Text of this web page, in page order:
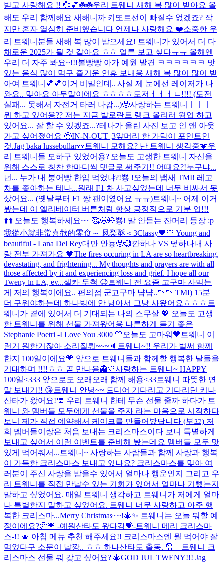
받고 사랑해요 !! 💞💕☘️☘️우리 트웨니 새해 복 많이 받아요 올
해도 우리 함께해요 새해니까 키또트선이 빠질수 없겠죠? 작
지만 혼자 열심히 준비했습니다 언제나 사랑해요 ❤️소중한 우
리 트웨니분들 새해 복 많이 받으세요! 트웨니가 있어서 더 다
채로운 2025가 될 것 같아요 ㅎㅎ 얼른 보고 싶다ㅠㅠ 올해엔
우리 더 자주 봐요~!!!볼빵빵 아가 예원 발견 ㅋㅋㅋㅋㅋㅋ 맛
있는 음식 많이 먹구 즐거운 연휴 보내용 새해 복 많이 많이 받
아여 트웨니💕💕이거 비밀인데.. 사실 제 눈에선 레이저가 나
와요.. 맞아요 아무말이에요 ㅎㅎㅎㅎ 도저ㅓㅓㅓㄴ!!!! (도전
실패... 못해서 자전거 타러 나감...)🥹사랑하는 트웨니ㅣㅣㅣ
뭐 하고 있어용?? 저는 지금 발로란트 랭크 올리러 웜업 하고
있어요... 잘 할 수 있겠죠...?테나가 올린 사진 보고 인 앤 아웃
가고 싶어졌어요 🥹IN-N-OUT ;3앞머리 한 가닥이 포인트인
것.Jag baka lussebullar👀 트웨니 모해요? 난 트웨니 생각중💗우
리 트웨니들 모하구 있었어용? 오늘도 고생한 트웨니 자신을
위해 스스로 칭찬 한마디씩 댓글로 써주기!! 어때요?!누구냐...
넌... 누가 내 붕어빵 한입 먹었냐?!뿅 !오늘의 뱁새 TMI! 레고
차를 좋아하는 테나...원래 F1 차 사고싶었는데 너무 비싸서 못
샀어요... (옛날부터 F1 짱 팬이였어요 ㅠㅠ)트웨니~ 어제 이거
봤는데 이 엘리베이터 버튼처럼 항상 긍정적으로 기분 업!!!
⬆️⬆️ 오늘도 행복하세요~~ 🥰🤩🧸뿅! 말 안듣는 잔머리 등장 :p
我從小就非常喜歡的零食～ 凤梨酥＜3Classy🖤🤍 Young and
beautiful - Lana Del Rey대만 안뇽🥹💞깐하나 VS 덮하나내 사
랑 전부 가져가요 🖤The fires occuring in LA are so heartbreaking,
devastating, and frightening... My thoughts and prayers are with all
those affected by it and experiencing loss and grief. I hope all our
Tweny in LA, ev...셀카 투척 😉 트웨니 전 요즘 고구마 사먹는
게 저의 행복이에요.. 편의점 군고구마 냠냠..🍠🍠 TMI) 15분
더 구워야하는데 하나밖에 안 남아서 그냥 사왔어요ㅎㅎㅎ 트
웨니가 곁에 있어서 더 기대되는 나의 스무살 💖 오늘도 고생
한 트웨니를 위해 선물 가져왔어용 나른하게 듣기 좋은
Stephanie Poetri -I Love You 3000 🤍 오늘도 고마워🖤 트웨니 이
런거 원한거잖아 소리질뤄~~~🔈 트웨니~!! 우리가 벌써 함께
한지 100일이에요💗 앞으로 트웨니들과 함께할 행복한 날들을
기대하며 !!!!ㅎㅎ 곧 만나욤👻🤍사랑하는 트웨니~ HAPPY
100일<333 앞으로도 오래오래 함께 해용<33트웨니 따뜻한 연
말 보내기!! 😘 트웨니 안녕~~ 드디어 기다리고 기다리던 키나
산타가 왔어요!🎅 우리 트웨니 한테 무슨 선물 줄까 하다가 트
웨니 와 멤버들 모두에게 선물을 주자 라는 마음으로 시작하다
보니 제가 직접 예약해서 케이크를 만들어봤답니다 (부끄) 저
희 멤버들이랑은 처음 보내는 크리스마스이다 보니 특별하게
보내고 싶어서 이런 이벤트를 준비해 봤는데요 멤버들 모두 맛
있게 먹어줘서... 트웨니~ 사랑하는 사람들과 함께 사랑과 행복
이 가득한 크리스마스 보내고 있나요? 크리스마스를 맞아 여
러분이 주신 사랑을 받을수 있어서 얼마나 행운인지 그리고 우
리 트웨니를 직접 만날수 있는 기회가 있어서 얼마나 기뻤는지
말하고 싶었어요. 매일 트웨니 생각하고 트웨니가 저에게 얼마
나 특별한지 말하고 싶었어요. 트웨니 너무 사랑하고 아주 행
복한 크리스마...Merry Christmas~~!🎄✨ 트웨니는 오늘 뭐할 예
정이에요?🤔💗 -예원산타도 왔다감💝-트웨니 메리 크리스마
스-!! 🎄 아침 메뉴 추천 해주세요!! 크리스마스엔 뭘 먹어야 잘
먹었다구 소문이 날깡.. ㅎㅎ 하나산타도 출동. 🎅🏻 트웨니 크
리스마스 선물 뭐 갖고 싶어요? 🎄GOD JUL TWENY!!! Jag